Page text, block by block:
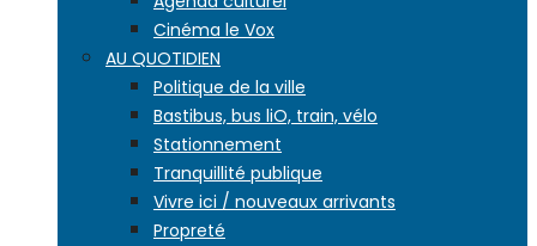
Cinéma le Vox
AU QUOTIDIEN
Politique de la ville
Bastibus, bus liO, train, vélo
Stationnement
Tranquillité publique
Vivre ici / nouveaux arrivants
Propreté